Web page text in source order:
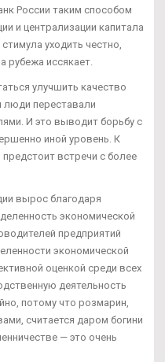
России таким способом
и централизации капитала
уходить честно,
рубежа иссякает.
улучшить качество
люди переставали
И это выводит борьбу с
иной уровень. К
встречи с более
вырос благодаря
экономической
предприятий
экономической
оценкой среди всех
деятельность
потому что розмарин,
считается даром богини
— это очень